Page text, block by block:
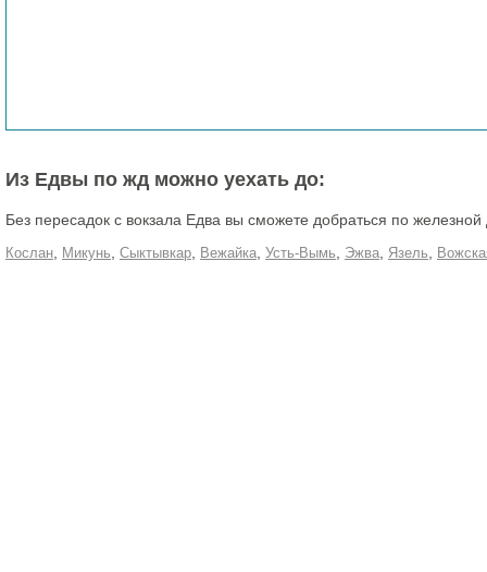
Из Едвы по жд можно уехать до:
Без пересадок с вокзала Едва вы сможете добраться по
Кослан Микунь Сыктывкар Вежайка Усть-Вымь Эжва Язель